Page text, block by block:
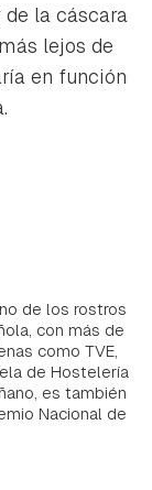
la cáscara
lejos de
en función
de los rostros
con más de
como TVE,
de Hostelería
es también
Nacional de